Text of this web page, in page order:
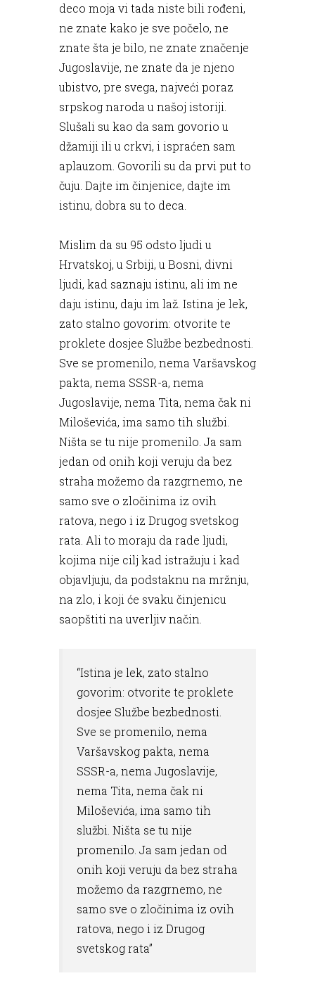
deco moja vi tada niste bili rođeni,
ne znate kako je sve počelo, ne
znate šta je bilo, ne znate značenje
Jugoslavije, ne znate da je njeno
ubistvo, pre svega, najveći poraz
srpskog naroda u našoj istoriji.
Slušali su kao da sam govorio u
džamiji ili u crkvi, i ispraćen sam
aplauzom. Govorili su da prvi put to
čuju. Dajte im činjenice, dajte im
istinu, dobra su to deca.
Mislim da su 95 odsto ljudi u
Hrvatskoj, u Srbiji, u Bosni, divni
ljudi, kad saznaju istinu, ali im ne
daju istinu, daju im laž. Istina je lek,
zato stalno govorim: otvorite te
proklete dosjee Službe bezbednosti.
Sve se promenilo, nema Varšavskog
pakta, nema SSSR-a, nema
Jugoslavije, nema Tita, nema čak ni
Miloševića, ima samo tih službi.
Ništa se tu nije promenilo. Ja sam
jedan od onih koji veruju da bez
straha možemo da razgrnemo, ne
samo sve o zločinima iz ovih
ratova, nego i iz Drugog svetskog
rata. Ali to moraju da rade ljudi,
kojima nije cilj kad istražuju i kad
objavljuju, da podstaknu na mržnju,
na zlo, i koji će svaku činjenicu
saopštiti na uverljiv način.
“Istina je lek, zato stalno
govorim: otvorite te proklete
dosjee Službe bezbednosti.
Sve se promenilo, nema
Varšavskog pakta, nema
SSSR-a, nema Jugoslavije,
nema Tita, nema čak ni
Miloševića, ima samo tih
službi. Ništa se tu nije
promenilo. Ja sam jedan od
onih koji veruju da bez straha
možemo da razgrnemo, ne
samo sve o zločinima iz ovih
ratova, nego i iz Drugog
svetskog rata”